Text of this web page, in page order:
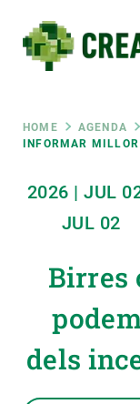
main
content
HOME AGENDA
INFORMAR
2026 | JUL
JUL 02
Birres
dels
RRSS
menu
ABOUT US
RESEARCH
SCIENCE IN ACTION